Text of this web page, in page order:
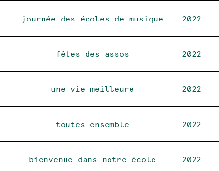
journée des écoles de musique 2022
fêtes des assos 2022
une vie meilleure 2022
toutes ensemble 2022
bienvenue dans notre école 2022